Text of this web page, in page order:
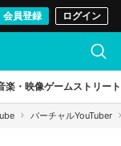
会員登録 ログイン
楽・映像ゲームストリート
バーチャルYouTuber